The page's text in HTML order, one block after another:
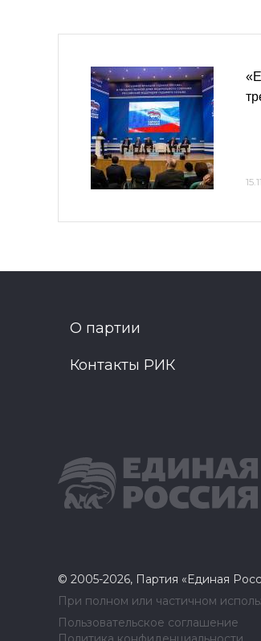
О партии
Контакты РИК
© 2005-2026, Партия «Единая
При полном или частичном
Пользовательское соглашение